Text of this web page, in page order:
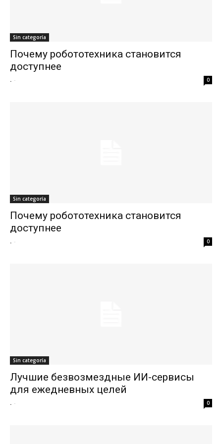
Sin categoría
Почему робототехника становится
доступнее
. - 0
Sin categoría
Почему робототехника становится
доступнее
. - 0
Sin categoría
Лучшие безвозмездные ИИ-сервисы
для ежедневных целей
. - 0